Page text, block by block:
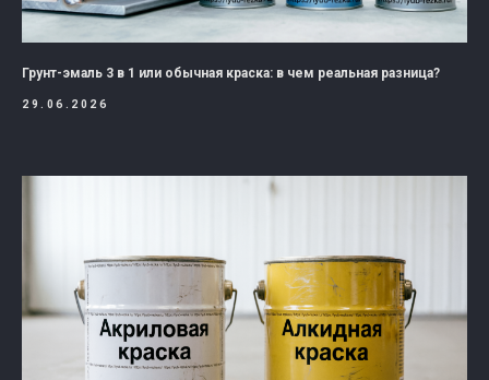
Грунт-эмаль 3 в 1 или обычная краска: в чем реальная разница?
29.06.2026